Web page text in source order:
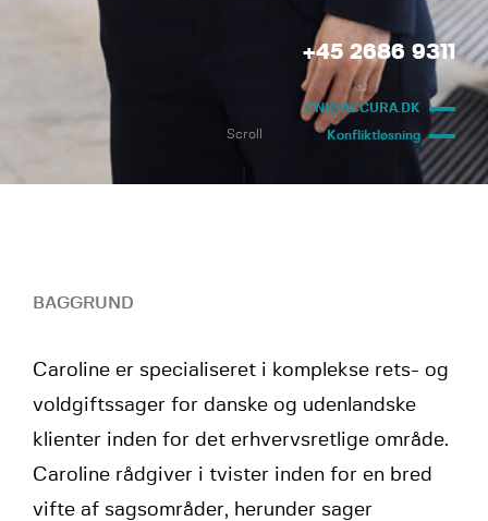
+45 2686 9311
CNI@ACCURA.DK
Konfliktløsning
Scroll
BAGGRUND
Caroline er specialiseret i komplekse rets- og
voldgiftssager for danske og udenlandske
klienter inden for det erhvervsretlige område.
Caroline rådgiver i tvister inden for en bred
vifte af sagsområder, herunder sager